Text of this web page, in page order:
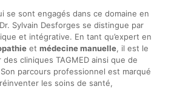
se sont engagés dans ce domaine en
Sylvain Desforges se distingue par
et intégrative. En tant qu’expert en
et médecine manuelle, il est le
cliniques TAGMED ainsi que de
Son parcours professionnel est marqué
les soins de santé,